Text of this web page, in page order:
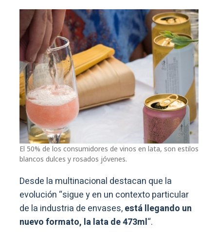
El 50% de los consumidores de vinos en lata, son estilos
blancos dulces y rosados jóvenes.
Desde la multinacional destacan que la
evolución “sigue y en un contexto particular
de la industria de envases,está llegando un
nuevo formato, la lata de 473ml“.